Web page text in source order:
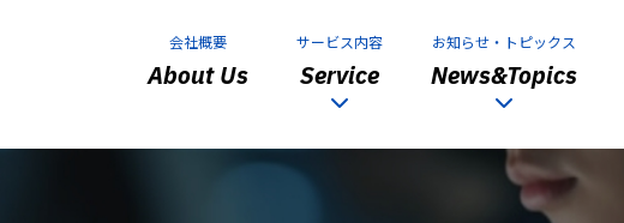
会社概要
About Us
サービス内容
Service
お知らせ・トピックス
News&Topics